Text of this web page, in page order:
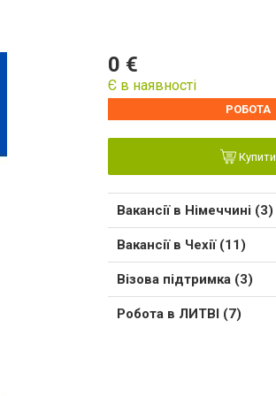
0 €
Є в наявності
РОБОТА
Купити
Вакансії в Німеччині (3)
Вакансії в Чехії (11)
Візова підтримка (3)
Робота в ЛИТВІ (7)